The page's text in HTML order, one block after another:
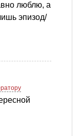
люблю, а
эпизод/